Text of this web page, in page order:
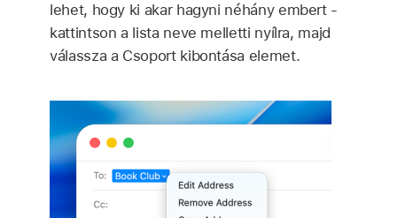
lehet, hogy ki akar hagyni néhány embert -
kattintson a lista neve melletti nyílra, majd
válassza a Csoport kibontása elemet.